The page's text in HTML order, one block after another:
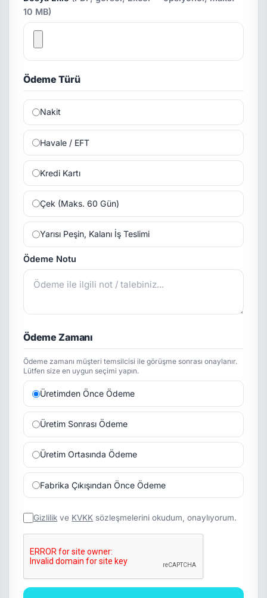
10 MB)
Ödeme Türü
Nakit
Havale / EFT
Kredi Kartı
Çek (Maks. 60 Gün)
Yarısı Peşin, Kalanı İş Teslimi
Ödeme Notu
Ödeme Zamanı
Ödeme zamanı müşteri temsilcisi ile görüşme sonrası onaylanır.
Lütfen size en uygun seçimi yapın.
Üretimden Önce Ödeme
Üretim Sonrası Ödeme
Üretim Ortasında Ödeme
Fabrika Çıkışından Önce Ödeme
Gizlilik ve KVKK sözleşmelerini okudum, onaylıyorum.